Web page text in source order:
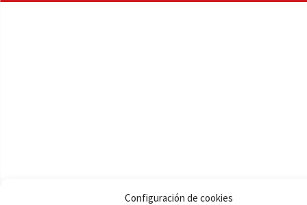
Configuración de cookies